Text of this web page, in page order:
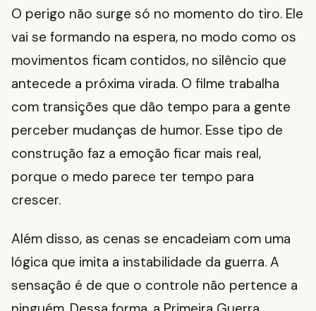
O perigo não surge só no momento do tiro. Ele
vai se formando na espera, no modo como os
movimentos ficam contidos, no silêncio que
antecede a próxima virada. O filme trabalha
com transições que dão tempo para a gente
perceber mudanças de humor. Esse tipo de
construção faz a emoção ficar mais real,
porque o medo parece ter tempo para
crescer.
Além disso, as cenas se encadeiam com uma
lógica que imita a instabilidade da guerra. A
sensação é de que o controle não pertence a